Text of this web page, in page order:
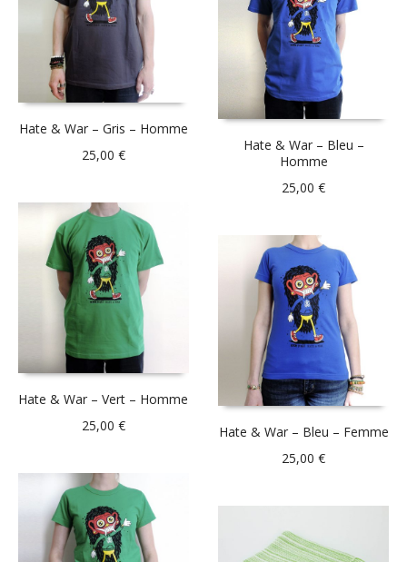
Hate & War – Gris – Homme
25,00 €
Hate & War – Bleu –
Homme
25,00€
Hate & War – Vert – Homme
25,00 €
Hate & War – Bleu – Femme
25,00€